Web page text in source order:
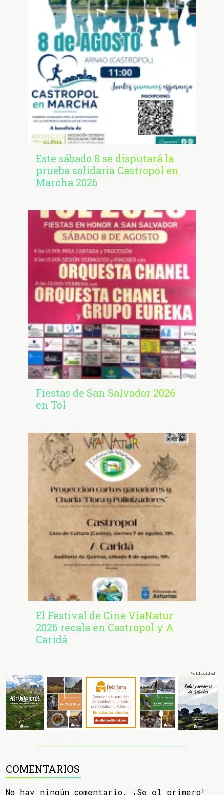
Este sábado 8 se disputará la
prueba solidaria Castropol en
Marcha 2026
Fiestas de San Salvador 2026
en Tol
El Festival de Cine VíaNatur
2026 recala en Castropol y A
Caridá
COMENTARIOS
No hay ningún comentario. ¡Se el primero!